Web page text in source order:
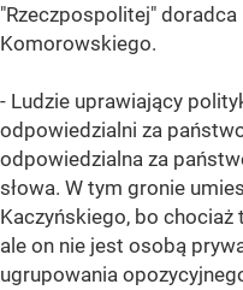
"Rzeczpospolitej"
Komorowskiego.
- Ludzie uprawiający
odpowiedzialni za
odpowiedzialna za
słowa. W tym gronie
Kaczyńskiego, bo
ale on nie jest osobą
ugrupowania